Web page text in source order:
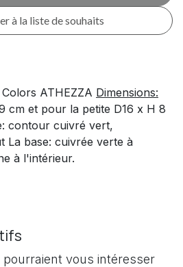
à la liste de souhaits
ATHEZZA Dimensions:
cm et pour la petite D16 x H 8
contour cuivré vert,
La base: cuivrée verte à
à l'intérieur.
vous intéresser